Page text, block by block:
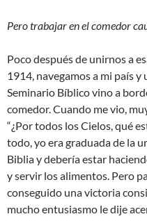
Pero trabajar en el comedor
Poco después de unirnos a
1914, navegamos a mi país
Seminario Bíblico vino a
comedor. Cuando me vio,
“¿Por todos los Cielos, qué
todo, yo era graduada de la
Biblia y debería estar
y servir los alimentos. Pero
conseguido una victoria
mucho entusiasmo le dije